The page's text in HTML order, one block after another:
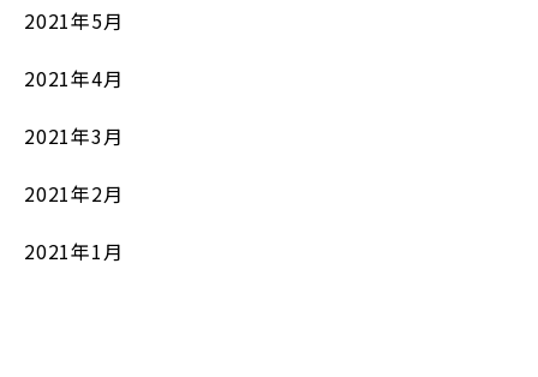
2021年5月
2021年4月
2021年3月
2021年2月
2021年1月